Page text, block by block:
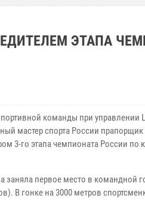
ЭТАПА
команды при управлении
мастер спорта России
3-го этапа чемпионата России по
заняла первое место в командной
В гонке на 3000 метров